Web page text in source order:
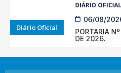
Diário Oficial
DIÁRIO OFICIAL
06/08/
PORTARIA
DE 2026.